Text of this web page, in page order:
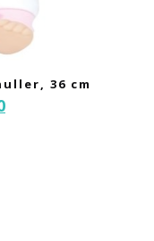
36 cm